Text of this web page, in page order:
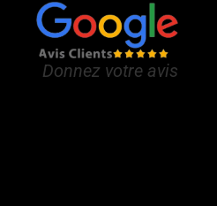
Donnez votre avis